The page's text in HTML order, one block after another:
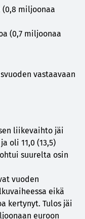
miljoonaa
(0,7 miljoonaa
vastaavaan
liikevaihto jäi
oli 11,0 (13,5)
suurelta osin
vuoden
eikä
kertynyt. Tulos jäi
euroon